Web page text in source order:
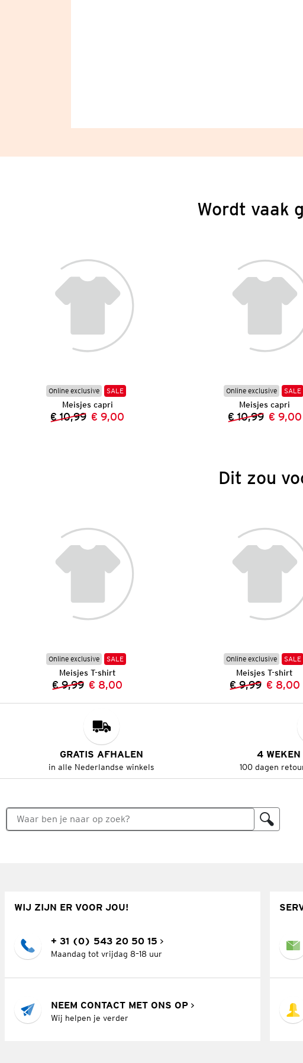
Wordt vaak
Online exclusive SALE
Meisjes capri
Vorige prijs:
€ 10,99 Nieuwe prijs:
€ 9,00
Online exclusive SALE
Meisjes capri
Vorige
€ 10,99 Nieuwe
€ 9,00
Dit zou
Online exclusive SALE
Meisjes T-shirt
Vorige prijs:
€ 9,99 Nieuwe prijs:
€ 8,00
Online exclusive SALE
Meisjes T-shirt
Vorige
€ 9,99 Nieuwe
€ 8,00
GRATIS AFHALEN
in alle Nederlandse winkels
4 WEKEN
100 dagen
WIJ ZIJN ER VOOR JOU!
+ 31 (0) 543 20 50 15
Maandag tot vrijdag 8–18 uur
NEEM CONTACT MET ONS OP
Wij helpen je verder